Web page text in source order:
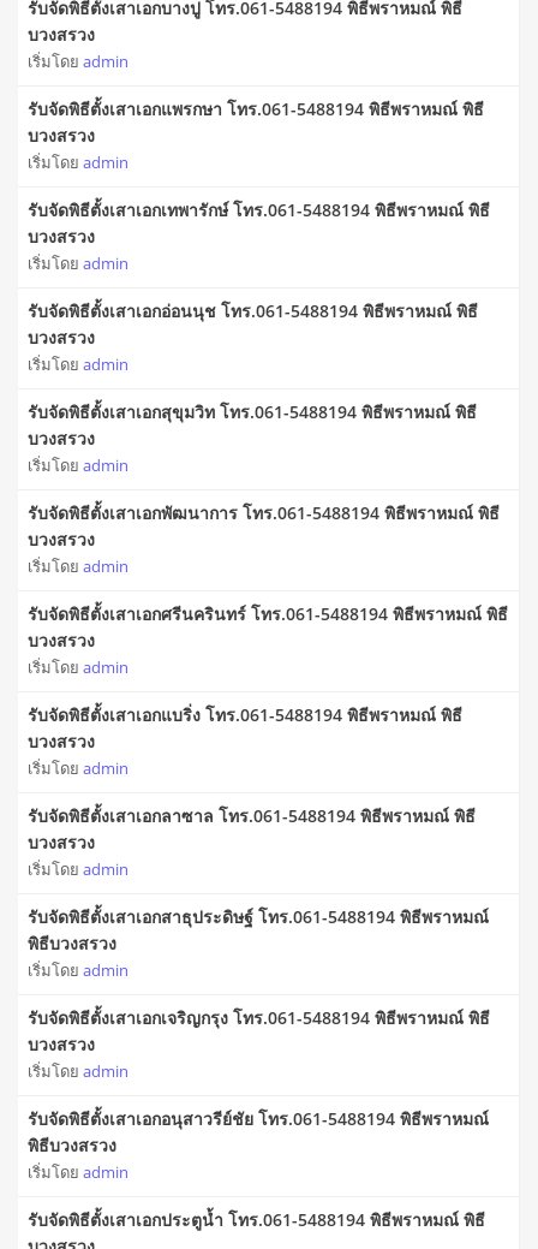
รับจัดพิธีตั้งเสาเอกบางปู โทร.061-5488194 พิธีพราหมณ์ พิธี
บวงสรวง
เริ่มโดย admin
รับจัดพิธีตั้งเสาเอกแพรกษา โทร.061-5488194 พิธีพราหมณ์ พิธี
บวงสรวง
เริ่มโดย admin
รับจัดพิธีตั้งเสาเอกเทพารักษ์ โทร.061-5488194 พิธีพราหมณ์ พิธี
บวงสรวง
เริ่มโดย admin
รับจัดพิธีตั้งเสาเอกอ่อนนุช โทร.061-5488194 พิธีพราหมณ์ พิธี
บวงสรวง
เริ่มโดย admin
รับจัดพิธีตั้งเสาเอกสุขุมวิท โทร.061-5488194 พิธีพราหมณ์ พิธี
บวงสรวง
เริ่มโดย admin
รับจัดพิธีตั้งเสาเอกพัฒนาการ โทร.061-5488194 พิธีพราหมณ์ พิธี
บวงสรวง
เริ่มโดย admin
รับจัดพิธีตั้งเสาเอกศรีนครินทร์ โทร.061-5488194 พิธีพราหมณ์ พิธี
บวงสรวง
เริ่มโดย admin
รับจัดพิธีตั้งเสาเอกแบริ่ง โทร.061-5488194 พิธีพราหมณ์ พิธี
บวงสรวง
เริ่มโดย admin
รับจัดพิธีตั้งเสาเอกลาซาล โทร.061-5488194 พิธีพราหมณ์ พิธี
บวงสรวง
เริ่มโดย admin
รับจัดพิธีตั้งเสาเอกสาธุประดิษฐ์ โทร.061-5488194 พิธีพราหมณ์
พิธีบวงสรวง
เริ่มโดย admin
รับจัดพิธีตั้งเสาเอกเจริญกรุง โทร.061-5488194 พิธีพราหมณ์ พิธี
บวงสรวง
เริ่มโดย admin
รับจัดพิธีตั้งเสาเอกอนุสาวรีย์ชัย โทร.061-5488194 พิธีพราหมณ์
พิธีบวงสรวง
เริ่มโดย admin
รับจัดพิธีตั้งเสาเอกประตูน้ำ โทร.061-5488194 พิธีพราหมณ์ พิธี